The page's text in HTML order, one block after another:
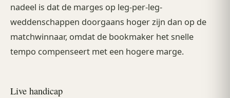
nadeel is dat de marges op leg-per-leg-
weddenschappen doorgaans hoger zijn dan op de
matchwinnaar, omdat de bookmaker het snelle
tempo compenseert met een hogere marge.
Live handicap